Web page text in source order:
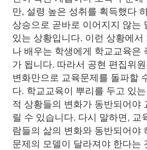
만, 설령 높은 성취를 획득했다
상승으로 곧바로 이어지지 않는
있는 상황입니다. 이런 상황에서
나 배우는 학생에게 학교교육은
가 됩니다. 따라서 공현 편집위
변화만으로 교육문제를 돌파할
다. 학교교육이 뿌리를 두고 있
적 상황들의 변화가 동반되어야
릴 수 있습니다. 다시 말하면, 교
람들의 삶의 변화와 동반되어야
문제의 모델이 달라져야 한다는